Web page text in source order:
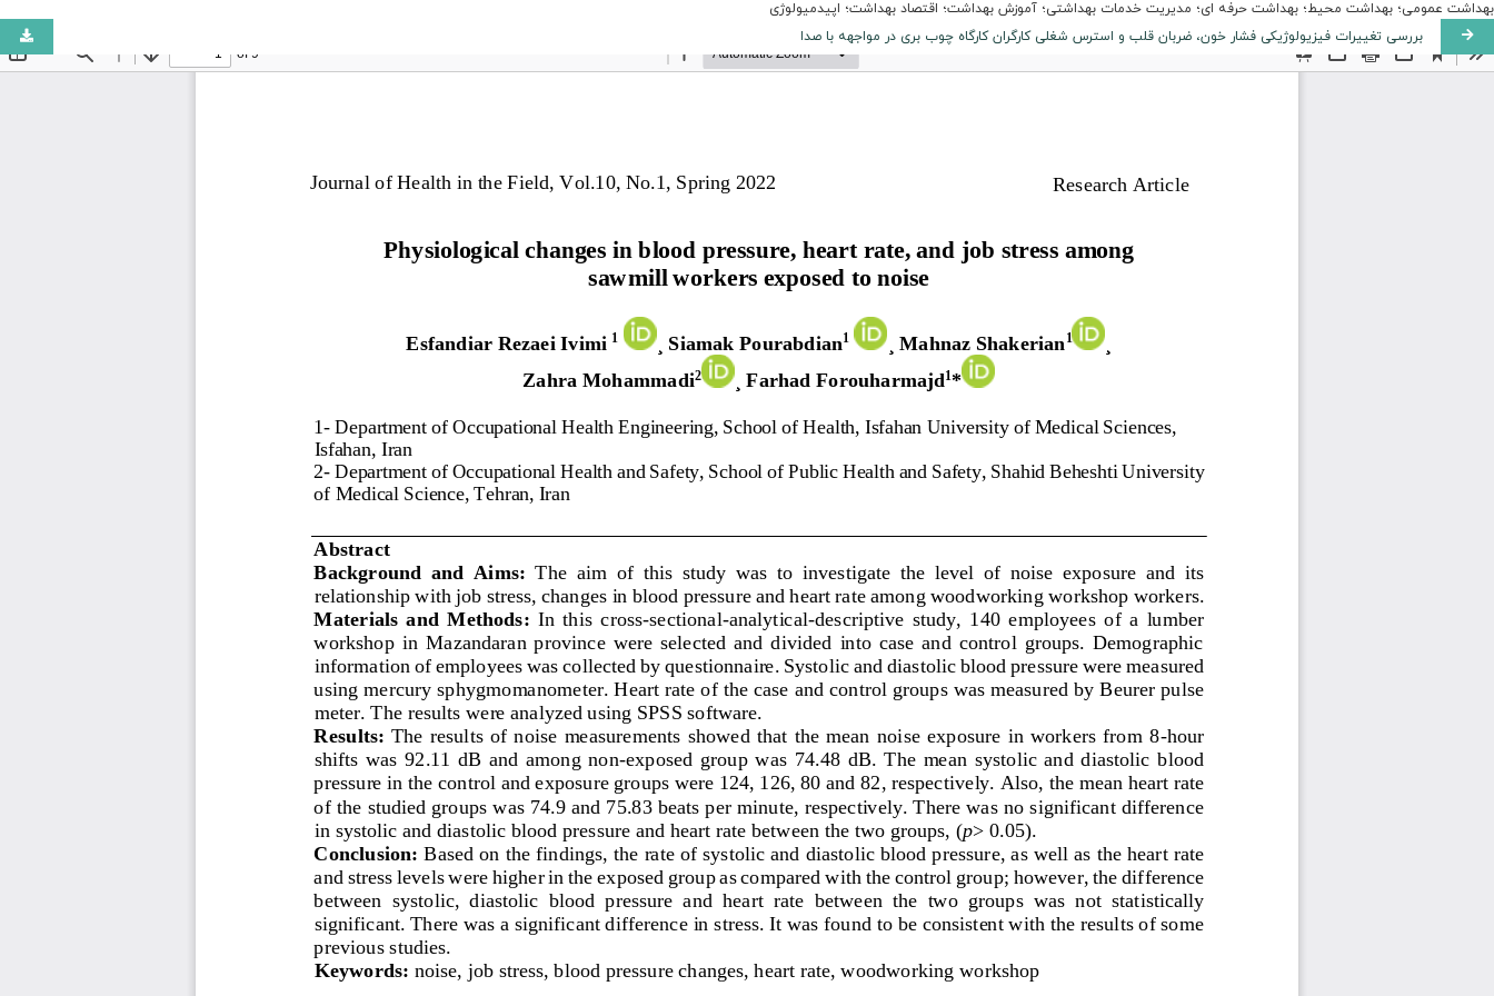
بهداشت عمومی؛ بهداشت محیط؛ بهداشت حرفه ای؛ مدیریت خدمات بهداشتی؛ آموزش بهداشت؛ اقتصاد بهداشت؛ اپیدمیولوژی
بررسی تغییرات فیزیولوژیکی فشار خون، ضربان قلب و استرس شغلی کارگران کارگاه چوب بری در مواجهه با صدا